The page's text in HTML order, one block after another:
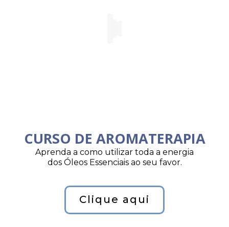
CURSO DE AROMATERAPIA
Aprenda a como utilizar toda a energia
dos Óleos Essenciais ao seu favor.
Clique aqui